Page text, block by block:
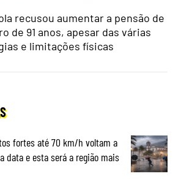
recusou aumentar a pensão de
de 91 anos, apesar das várias
e limitações físicas
fortes até 70 km/h voltam a
data e esta será a região mais